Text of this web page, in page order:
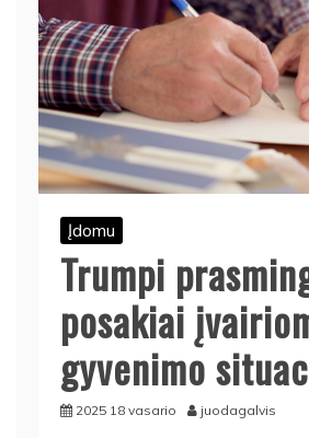
Įdomu
Trumpi
posakiai
gyvenimo
2025 18 vasario juodagalvis